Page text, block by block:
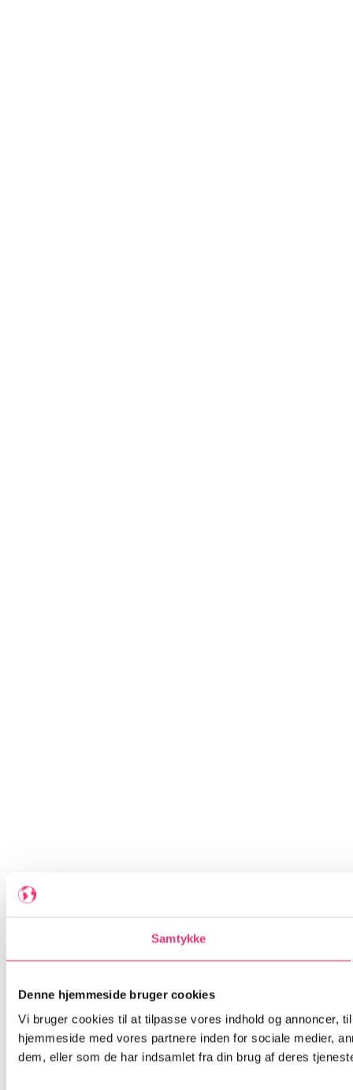
Samtykke
Denne hjemmeside bruger cookies
Vi bruger cookies til at tilpasse vores indhold og annoncer,
hjemmeside med vores partnere inden for sociale medier,
dem, eller som de har indsamlet fra din brug af deres